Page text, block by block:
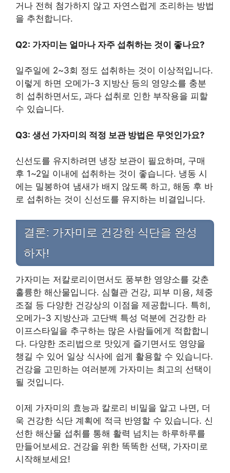
거나 전혀 첨가하지 않고 자연스럽게 조리하는 방법
을 추천합니다.
Q2: 가자미는 얼마나 자주 섭취하는 것이 좋나요?
일주일에 2~3회 정도 섭취하는 것이 이상적입니다.
이렇게 하면 오메가-3 지방산 등의 영양소를 충분
히 섭취하면서도, 과다 섭취로 인한 부작용을 피할
수 있습니다.
Q3: 생선 가자미의 적정 보관 방법은 무엇인가요?
신선도를 유지하려면 냉장 보관이 필요하며, 구매
후 1~2일 이내에 섭취하는 것이 좋습니다. 냉동 시
에는 밀봉하여 냄새가 배지 않도록 하고, 해동 후 바
로 섭취하는 것이 신선도를 유지하는 비결입니다.
결론: 가자미로 건강한 식단을 완성
하자!
가자미는 저칼로리이면서도 풍부한 영양소를 갖춘
훌륭한 해산물입니다. 심혈관 건강, 피부 미용, 체중
조절 등 다양한 건강상의 이점을 제공합니다. 특히,
오메가-3 지방산과 고단백 특성 덕분에 건강한 라
이프스타일을 추구하는 많은 사람들에게 적합합니
다. 다양한 조리법으로 맛있게 즐기면서도 영양을
챙길 수 있어 일상 식사에 쉽게 활용할 수 있습니다.
건강을 고민하는 여러분께 가자미는 최고의 선택이
될 것입니다.
이제 가자미의 효능과 칼로리 비밀을 알고 나면, 더
욱 건강한 식단 계획에 적극 반영할 수 있습니다. 신
선한 해산물 섭취를 통해 활력 넘치는 하루하루를
만들어보세요. 건강을 위한 똑똑한 선택, 가자미로
시작해보세요!